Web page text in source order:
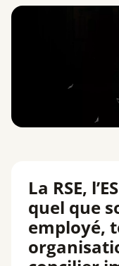
La RSE,
quel que
employé,